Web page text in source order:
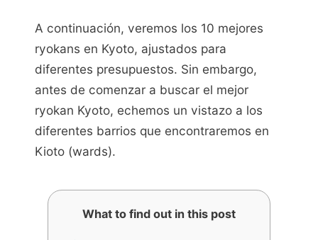
A continuación, veremos los 10 mejores
ryokans en Kyoto, ajustados para
diferentes presupuestos. Sin embargo,
antes de comenzar a buscar el mejor
ryokan Kyoto, echemos un vistazo a los
diferentes barrios que encontraremos en
Kioto (wards).
What to find out in this post